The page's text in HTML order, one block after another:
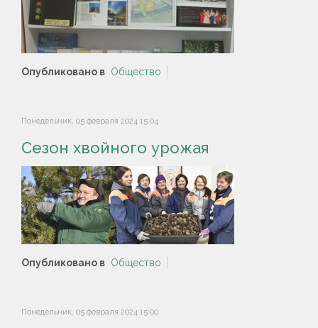
Опубликовано в Общество
Понедельник, 05 февраля 2024 15:04
Сезон хвойного урожая
Опубликовано в Общество
Понедельник, 05 февраля 2024 15:00